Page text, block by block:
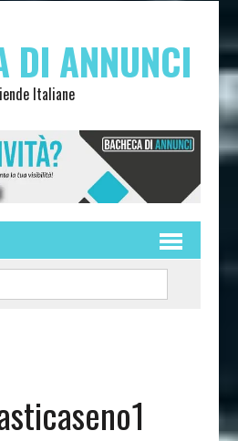
DI ANNUNCI
Italiane